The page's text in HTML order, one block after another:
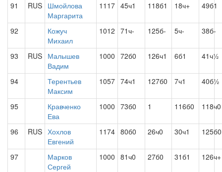
91 RUS Шмойлова
Маргарита
1117 45ч1 118б1 18ч+ 49б1
92
Кожуч
Михаил
1012 71ч- 125б- 5ч- 38б-
93 RUS Малышев
Вадим
1000 72б0 126ч1 6б1 41ч½
94
Терентьев
Максим
1057 74ч1 127б0 7ч1 40б½
95
Кравченко
Ева
1000 73б0 1 116б0 118ч0
96 RUS Хохлов
Евгений
1174 80б0 26ч0 30ч1 125б0
97
Марков
Сергей
1000 81ч0 27б0 31б1 126ч+